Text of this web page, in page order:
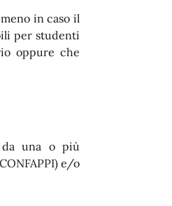
in caso il
per studenti
oppure che
da una o più
e/o